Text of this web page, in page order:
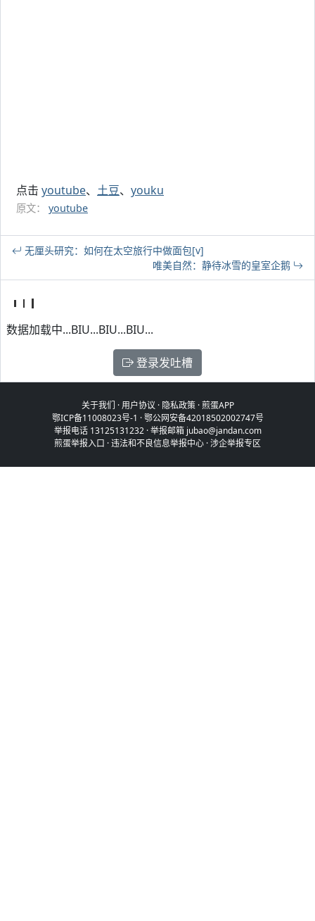
点击 youtube、 土豆、 youku
原文： youtube
无厘头研究：如何在太空旅行中做面包[v]
唯美自然：静待冰雪的皇室企鹅
数据加载中...BIU...BIU...BIU...
登录发吐槽
关于我们 ·用户协议 · 隐私政策·煎蛋APP
鄂ICP备11008023号-1 ·鄂公网安备42018502002747号
举报电话 13125131232 · 举报邮箱 jubao@jandan.com
煎蛋举报入口 ·违法和不良信息举报中心 ·涉企举报专区